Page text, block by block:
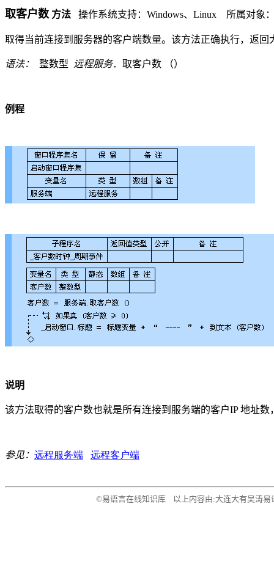
取客户数 方法 操作系统支持： Windows、 Linux 所属对象
取得当前连接到服务器的客户端数量。该方法正确执行，返回
语法： 整数型 远程服务． 取客户数 （）
例程
说明
该方法取得的客户数也就是所有连接到服务端的客户IP地址数
参见： 远程服务端 远程客户端
©易语言在线知识库 以上内容由:大连大有吴涛易